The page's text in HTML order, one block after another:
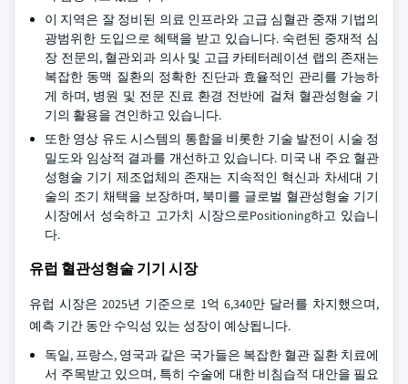
이 지역은 잘 정비된 의료 인프라와 고급 심혈관 중재 기법의
광범위한 도입으로 혜택을 받고 있습니다. 숙련된 중재적 심
장 전문의, 혈관외과 의사 및 고급 카테터레이션 랩의 존재는
복잡한 동맥 질환의 정확한 진단과 효율적인 관리를 가능하
게 하며, 병원 및 전문 진료 환경 전반에 걸쳐 혈관성형술 기
기의 활용을 견인하고 있습니다.
또한 영상 유도 시스템의 통합을 비롯한 기술 발전이 시술 정
밀도와 임상적 결과를 개선하고 있습니다. 미국 내 주요 혈관
성형술 기기 제조업체의 존재는 지속적인 혁신과 차세대 기
술의 조기 채택을 보장하며, 북미를 글로벌 혈관성형술 기기
시장에서 성숙하고 고가치 시장으로Positioning하고 있습니
다.
유럽 혈관성형술 기기 시장
유럽 시장은 2025년 기준으로 1억 6,340만 달러를 차지했으며,
예측 기간 동안 수익성 있는 성장이 예상됩니다.
독일, 프랑스, 영국과 같은 국가들은 복잡한 혈관 질환 치료에
서 주목받고 있으며, 특히 수술에 대한 비침습적 대안을 필요